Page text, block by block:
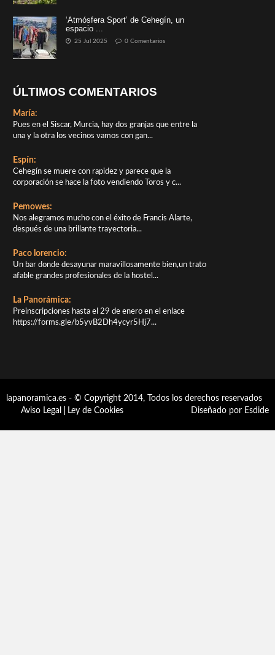
‘Atmósfera Sport’ de Cehegín, un
espacio ...
25 Jul 2025 0 Comentarios
ÚLTIMOS COMENTARIOS
María:
Pues en el Siscar, Murcia, hay dos granjas que entre la
una y la otra los vecinos vamos con gan...
Espín:
Cehegín se muere con rapidez y parece que la
corporación se hace la foto vendiendo Toros y c...
Pemowes:
Nos alegramos mucho con el éxito de Francis Alarte,
después de una brillante trayectoria...
Paco lorencio:
Un bar donde desayunar maravillosamente bien,un trato
afable grandes profesionales de la hostel...
La Panorámica:
Preinscripciones hasta el 29 de enero en el enlace
https://forms.gle/b5yvB2Dh4ycyr5Hj7...
lapanoramica.es - © Copyright 2014, Todos los derechos reservados
Aviso Legal
Ley de Cookies Diseñado por Esdide